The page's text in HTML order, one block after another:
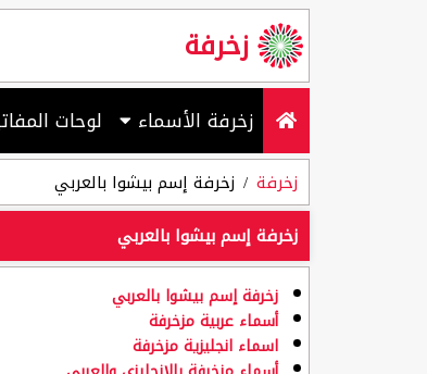
زخرفة
زخرفة الأسماء لوحات
زخرفة
زخرفة إسم بيشوا بالعربي
زخرفة إسم بيشوا بالعربي
زخرفة إسم بيشوا بالعربي
أسماء عربية مزخرفة
اسماء انجليزية مزخرفة